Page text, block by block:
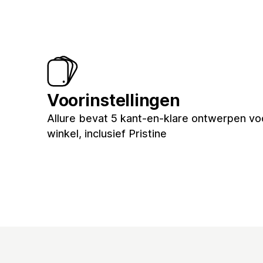
Voorinstellingen
Allure bevat 5 kant-en-klare ontwerpen
winkel, inclusief Pristine